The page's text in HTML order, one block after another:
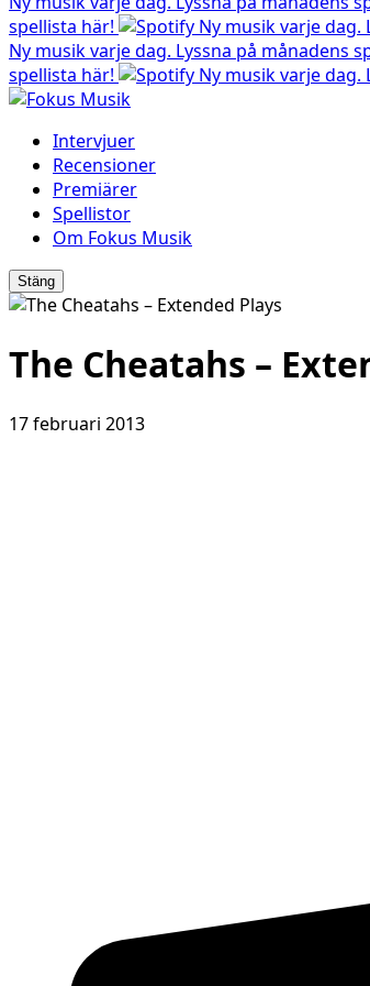
spellista här!
Ny musik varje dag.
Ny musik varje dag. Lyssna på månadens
spellista här!
Ny musik varje dag.
Intervjuer
Recensioner
Premiärer
Spellistor
Om Fokus Musik
Stäng
The Cheatahs –
17 februari 2013